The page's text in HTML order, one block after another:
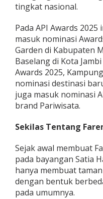
tingkat nasional.
Pada API Awards
masuk nominasi
Garden di Kabupaten
Baselang di Kota
Awards 2025,
nominasi destinasi
juga masuk nominasi
brand Pariwisata.
Sekilas Tentang
Sejak awal membuat
pada bayangan Satia
hanya membuat
dengan bentuk
pada umumnya.